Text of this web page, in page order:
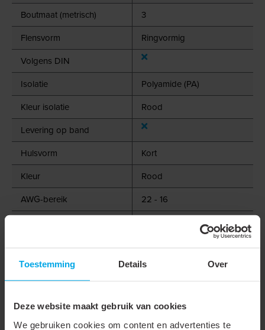
Toestemming Details Over
Deze website maakt gebruik van cookies
We gebruiken cookies om content en advertenties te
Boutmaat (metrisch)
3
Flensvorm
Ringvormig
Volgens DIN
Isolatie
Polyamide (PA)
Kleur isolatie
Rood
Levering op band
Hulsvorm
Kort
Kleur
Rood
AWG-bereik
22 - 16
Geschikt voor meerdraads
geleider
Geschikt voor fijndradige